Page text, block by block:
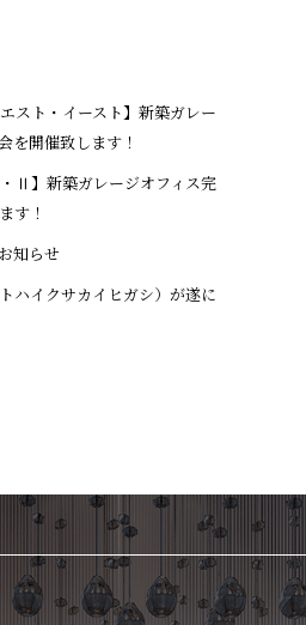
エスト・イースト】新築ガレー
を開催致します！
Ⅱ】新築ガレージオフィス完
す！
知らせ
ハイクサカイヒガシ）が遂に